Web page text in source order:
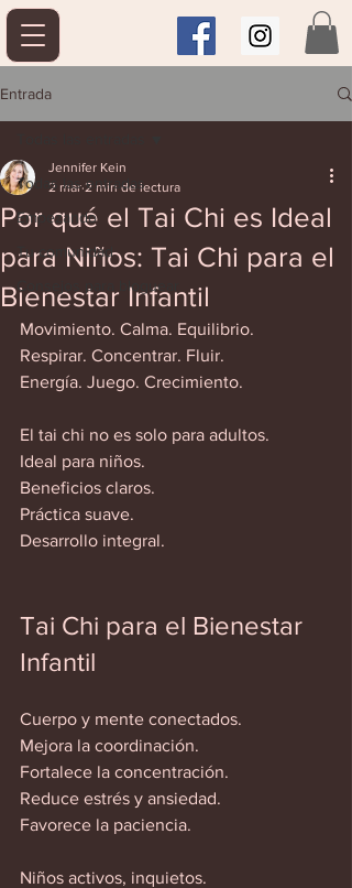
Entrada
Todas las entradas
Empezando
Tu comunidad
Consejos para bloguear
Por qué el Tai Chi es Ideal
para Niños: Tai Chi para el
Bienestar Infantil
Jennifer Kein
2 mar 2 min de lectura
Movimiento. Calma. Equilibrio.
Respirar. Concentrar. Fluir.
Energía. Juego. Crecimiento.
El tai chi no es solo para adultos.
Ideal para niños.
Beneficios claros.
Práctica suave.
Desarrollo integral.
Tai Chi para el Bienestar
Infantil
Cuerpo y mente conectados.
Mejora la coordinación.
Fortalece la concentración.
Reduce estrés y ansiedad.
Favorece la paciencia.
Niños activos, inquietos.